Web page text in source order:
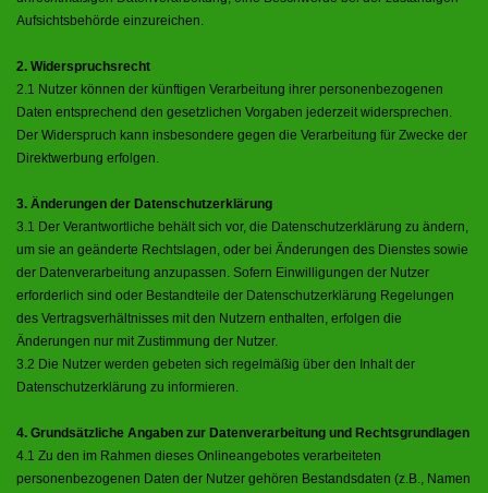
Aufsichtsbehörde einzureichen.
2. Widerspruchsrecht
2.1 Nutzer können der künftigen Verarbeitung ihrer personenbezogenen
Daten entsprechend den gesetzlichen Vorgaben jederzeit widersprechen.
Der Widerspruch kann insbesondere gegen die Verarbeitung für Zwecke der
Direktwerbung erfolgen.
3. Änderungen der Datenschutzerklärung
3.1 Der Verantwortliche behält sich vor, die Datenschutzerklärung zu ändern,
um sie an geänderte Rechtslagen, oder bei Änderungen des Dienstes sowie
der Datenverarbeitung anzupassen. Sofern Einwilligungen der Nutzer
erforderlich sind oder Bestandteile der Datenschutzerklärung Regelungen
des Vertragsverhältnisses mit den Nutzern enthalten, erfolgen die
Änderungen nur mit Zustimmung der Nutzer.
3.2 Die Nutzer werden gebeten sich regelmäßig über den Inhalt der
Datenschutzerklärung zu informieren.
4. Grundsätzliche Angaben zur Datenverarbeitung und Rechtsgrundlagen
4.1 Zu den im Rahmen dieses Onlineangebotes verarbeiteten
personenbezogenen Daten der Nutzer gehören Bestandsdaten (z.B., Namen